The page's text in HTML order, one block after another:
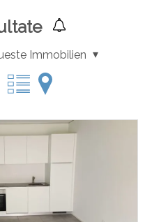
Immobilien